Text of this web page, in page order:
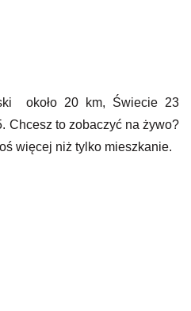
około 20 km, Świecie 23
Chcesz to zobaczyć na żywo?
więcej niż tylko mieszkanie.